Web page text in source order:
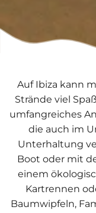
Auf Ibiza kann
Strände viel
umfangreiches
die auch im
Unterhaltung
Boot oder mit
einem
Kartrennen
Baumwipfeln,